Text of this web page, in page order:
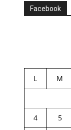
Facebook
L M
4
5